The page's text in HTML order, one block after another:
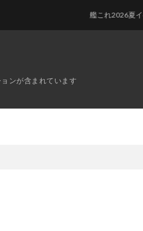
ンが含まれています
艦これ2026夏イベント 前